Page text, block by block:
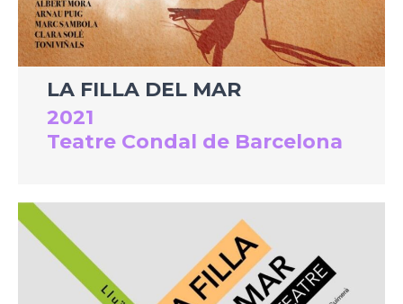
LA FILLA DEL MAR
2021
Teatre Condal de Barcelona